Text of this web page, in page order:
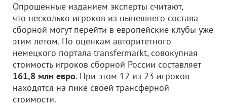
Опрошенные изданием эксперты считают,
что несколько игроков из нынешнего состава
сборной могут перейти в европейские клубы уже
этим летом. По оценкам авторитетного
немецкого портала transfermarkt, совокупная
стоимость игроков сборной России составляет
161,8 млн евро. При этом 12 из 23 игроков
находятся на пике своей трансферной
стоимости.